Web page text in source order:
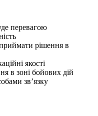
перевагою
рішення в
якості
в зоні бойових дій
зв’язку